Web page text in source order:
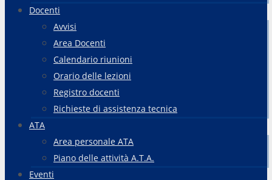
Docenti
Avvisi
Area Docenti
Calendario riunioni
Orario delle lezioni
Registro docenti
Richieste di assistenza tecnica
ATA
Area personale ATA
Piano delle attività A.T.A.
Eventi